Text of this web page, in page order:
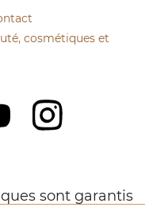
cosmétiques et
YouTube
sont garantis